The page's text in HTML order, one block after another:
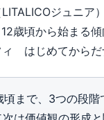
ジュニア
歳頃から始まる
ィ はじめてから
頃まで、3つの段階